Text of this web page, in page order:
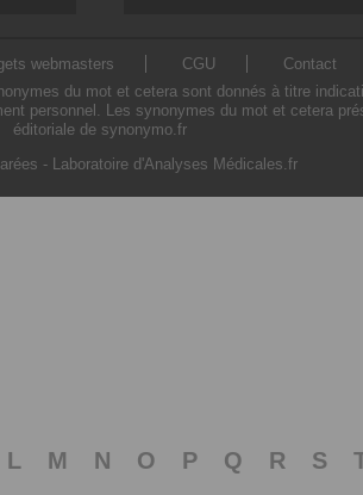
webmasters CGU Contact
du mot et cetera sont donnés à titre
personnel. Les synonymes du mot et cetera
éditoriale de synonymo.fr
- Laboratoire d'Analyses Médicales.fr
L M N O P Q R S